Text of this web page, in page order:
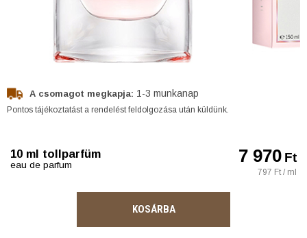
A csomagot megkapja: 1-3 munkanap
Pontos tájékoztatást a rendelést feldolgozása után küldünk.
10 ml tollparfüm
eau de parfum 7 970Ft
797 Ft / ml
KOSÁRBA